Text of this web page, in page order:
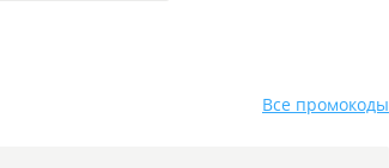
Все промокоды